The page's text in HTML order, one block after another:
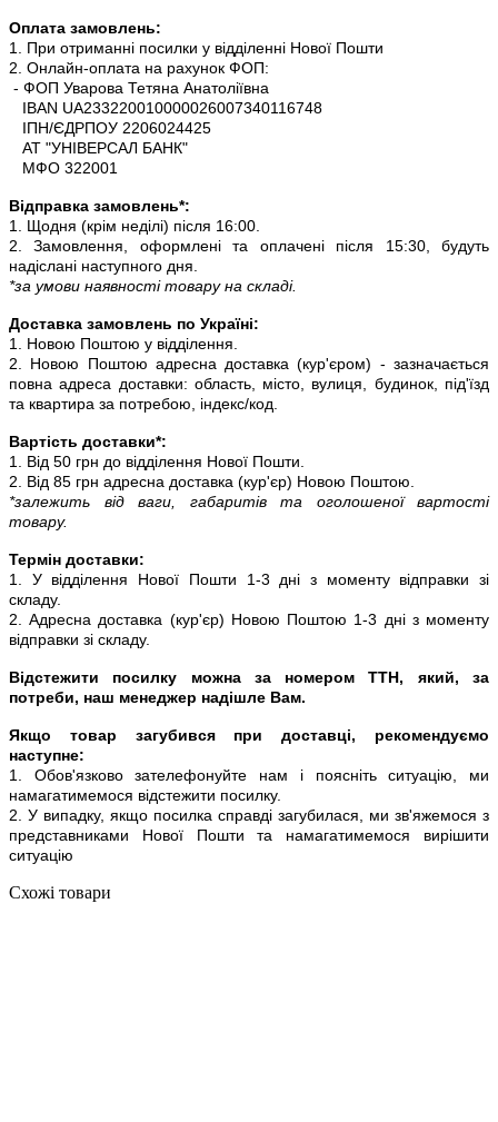
Оплата замовлень:
1. При отриманні посилки у відділенні Нової Пошти
2. Онлайн-оплата на рахунок ФОП:
- ФОП Уварова Тетяна Анатоліївна
IBAN UA233220010000026007340116748
ІПН/ЄДРПОУ 2206024425
АТ "УНІВЕРСАЛ БАНК"
МФО 322001
Відправка замовлень*:
1. Щодня (крім неділі) після 16:00.
2. Замовлення, оформлені та оплачені після 15:30, будуть
надіслані наступного дня.
*за умови наявності товару на складі.
Доставка замовлень по Україні:
1. Новою Поштою у відділення.
2. Новою Поштою адресна доставка (кур'єром) - зазначається
повна адреса доставки: область, місто, вулиця, будинок, під'їзд
та квартира за потребою, індекс/код.
Вартість доставки*:
1. Від 50 грн до відділення Нової Пошти.
2. Від 85 грн адресна доставка (кур'єр) Новою Поштою.
*залежить від ваги, габаритів та оголошеної вартості
товару.
Термін доставки:
1. У відділення Нової Пошти 1-3 дні з моменту відправки зі
складу.
2. Адресна доставка (кур'єр) Новою Поштою 1-3 дні з моменту
відправки зі складу.
Відстежити посилку можна за номером ТТН, який, за
потреби, наш менеджер надішле Вам.
Якщо товар загубився при доставці, рекомендуємо
наступне:
1. Обов'язково зателефонуйте нам і поясніть ситуацію, ми
намагатимемося відстежити посилку.
2. У випадку, якщо посилка справді загубилася, ми зв'яжемося з
представниками Нової Пошти та намагатимемося вирішити
ситуацію
Схожі товари